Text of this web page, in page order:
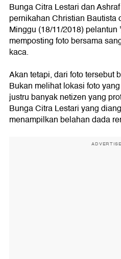
Bunga Citra Lestari dan
pernikahan Christian Bautista
Minggu (18/11/2018)
memposting foto bersama
kaca.
Akan tetapi, dari foto tersebut
Bukan melihat lokasi foto
justru banyak netizen yang
Bunga Citra Lestari yang
menampilkan belahan dada